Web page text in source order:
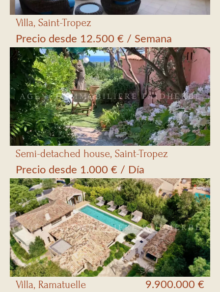
Villa, Saint-Tropez
Precio desde 12.500 € / Semana
Semi-detached house, Saint-Tropez
Precio desde 1.000 € / Día
Villa, Ramatuelle 9.900.000 €